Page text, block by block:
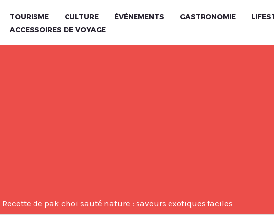
TOURISME CULTURE ÉVÉNEMENTS GASTRONOMIE
ACCESSOIRES DE VOYAGE
Recette de pak choï sauté nature : saveurs exotiques faciles